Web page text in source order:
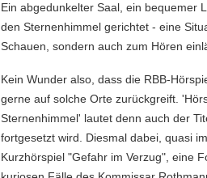
Ein abgedunkelter Saal, ein bequemer
den Sternenhimmel gerichtet - eine
Schauen, sondern auch zum Hören
Kein Wunder also, dass die RBB-
gerne auf solche Orte zurückgreift.
Sternenhimmel' lautet denn auch der
fortgesetzt wird. Diesmal dabei, quasi
Kurzhörspiel "Gefahr im Verzug", eine